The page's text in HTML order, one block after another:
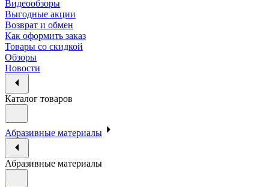
Видеообзоры
Выгодные акции
Возврат и обмен
Как оформить заказ
Товары со скидкой
Обзоры
Новости
Каталог товаров
Абразивные материалы
Абразивные материалы